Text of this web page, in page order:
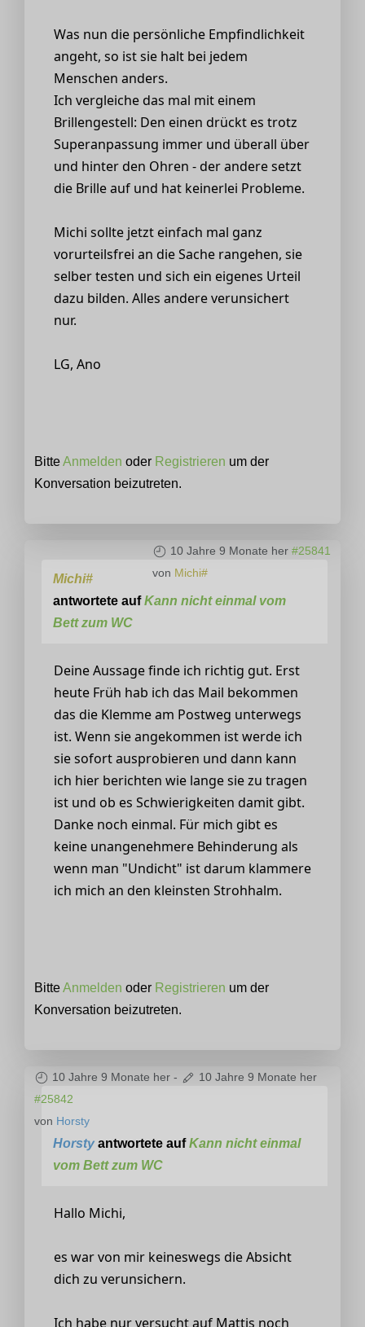
Was nun die persönliche Empfindlichkeit
angeht, so ist sie halt bei jedem
Menschen anders.
Ich vergleiche das mal mit einem
Brillengestell: Den einen drückt es trotz
Superanpassung immer und überall über
und hinter den Ohren - der andere setzt
die Brille auf und hat keinerlei Probleme.
Michi sollte jetzt einfach mal ganz
vorurteilsfrei an die Sache rangehen, sie
selber testen und sich ein eigenes Urteil
dazu bilden. Alles andere verunsichert
nur.
LG, Ano
BitteAnmelden oder Registrieren um der
Konversation beizutreten.
10 Jahre 9 Monate her #25841
von Michi#
Michi#
antwortete aufKann nicht einmal vom
Bett zum WC
Deine Aussage finde ich richtig gut. Erst
heute Früh hab ich das Mail bekommen
das die Klemme am Postweg unterwegs
ist. Wenn sie angekommen ist werde ich
sie sofort ausprobieren und dann kann
ich hier berichten wie lange sie zu tragen
ist und ob es Schwierigkeiten damit gibt.
Danke noch einmal. Für mich gibt es
keine unangenehmere Behinderung als
wenn man "Undicht" ist darum klammere
ich mich an den kleinsten Strohhalm.
BitteAnmelden oder Registrieren um der
Konversation beizutreten.
10 Jahre 9 Monate her -
10 Jahre 9 Monate her
#25842
von Horsty
Horstyantwortete aufKann nicht einmal
vom Bett zum WC
Hallo Michi,
es war von mir keineswegs die Absicht
dich zu verunsichern.
Ich habe nur versucht auf Mattis noch